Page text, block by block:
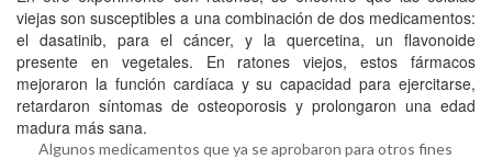
viejas son susceptibles a una combinación de dos medicamentos:
el dasatinib, para el cáncer, y la quercetina, un flavonoide
presente en vegetales. En ratones viejos, estos fármacos
mejoraron la función cardíaca y su capacidad para ejercitarse,
retardaron síntomas de osteoporosis y prolongaron una edad
madura más sana.
Algunos medicamentos que ya se aprobaron para otros fines